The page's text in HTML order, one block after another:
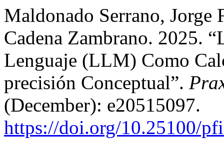
Maldonado Serrano, Jorge
Cadena Zambrano. 2025.
Lenguaje (LLM) Como
precisión Conceptual”.
(December): e20515097.
https://doi.org/10.25100/